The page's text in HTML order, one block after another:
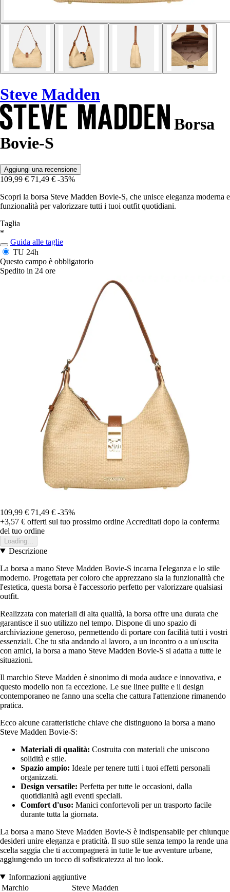
Steve Madden
Borsa
Bovie-S
Aggiungi una recensione
109,99 € 71,49 € -35%
Scopri la borsa Steve Madden Bovie-S, che unisce eleganza moderna e
funzionalità per valorizzare tutti i tuoi outfit quotidiani.
Taglia
*
Guida alle taglie
TU 24h
Questo campo è obbligatorio
Spedito in 24 ore
109,99 € 71,49 € -35%
+3,57 € offerti sul tuo prossimo ordine Accreditati dopo la conferma
del tuo ordine
Loading...
Descrizione
La borsa a mano Steve Madden Bovie-S incarna l'eleganza e lo stile
moderno. Progettata per coloro che apprezzano sia la funzionalità che
l'estetica, questa borsa è l'accessorio perfetto per valorizzare qualsiasi
outfit.
Realizzata con materiali di alta qualità, la borsa offre una durata che
garantisce il suo utilizzo nel tempo. Dispone di uno spazio di
archiviazione generoso, permettendo di portare con facilità tutti i vostri
essenziali. Che tu stia andando al lavoro, a un incontro o a un'uscita
con amici, la borsa a mano Steve Madden Bovie-S si adatta a tutte le
situazioni.
Il marchio Steve Madden è sinonimo di moda audace e innovativa, e
questo modello non fa eccezione. Le sue linee pulite e il design
contemporaneo ne fanno una scelta che cattura l'attenzione rimanendo
pratica.
Ecco alcune caratteristiche chiave che distinguono la borsa a mano
Steve Madden Bovie-S:
Materiali di qualità: Costruita con materiali che uniscono
solidità e stile.
Spazio ampio: Ideale per tenere tutti i tuoi effetti personali
organizzati.
Design versatile: Perfetta per tutte le occasioni, dalla
quotidianità agli eventi speciali.
Comfort d'uso: Manici confortevoli per un trasporto facile
durante tutta la giornata.
La borsa a mano Steve Madden Bovie-S è indispensabile per chiunque
desideri unire eleganza e praticità. Il suo stile senza tempo la rende una
scelta saggia che ti accompagnerà in tutte le tue avventure urbane,
aggiungendo un tocco di sofisticatezza al tuo look.
Informazioni aggiuntive
Marchio
Steve Madden